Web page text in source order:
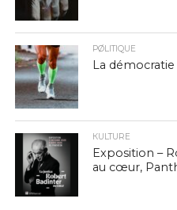
PØLITIQUE
La
КULTURE
Exposition –
au cœur,